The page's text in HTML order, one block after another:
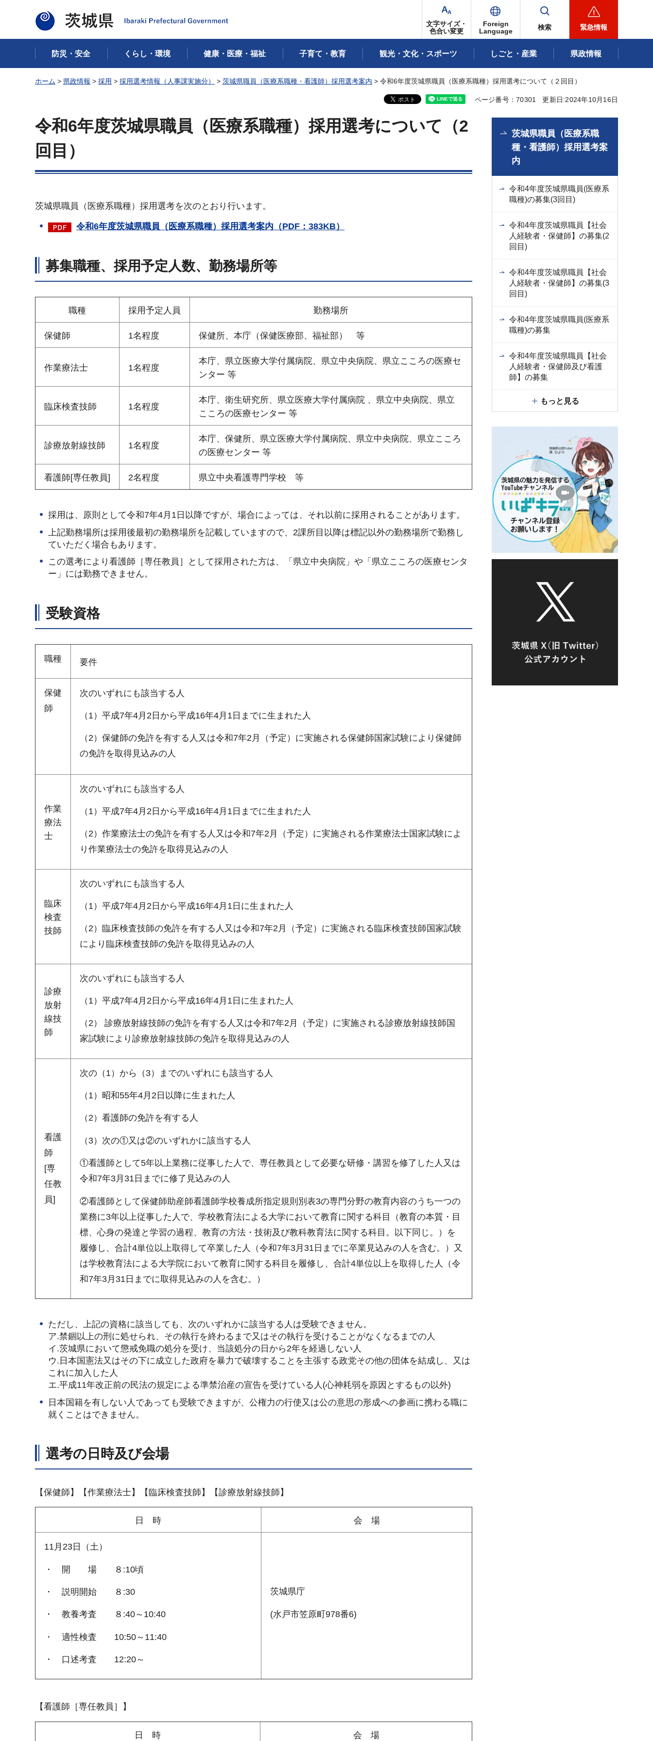
茨城県
文字サイズ・
色合い変更
Foreign
Language
検索 緊急情報
防災・安全 くらし・環境 健康・医療・福祉 子育て・教育 観光・文化・スポーツ しごと・産業 県政情報
ホーム > 県政情報 > 採用 > 採用選考情報（人事課実施分） > 茨城県職員（医療系職種・看護師）採用選考案内 > 令和6年度茨城県職員（医療系職種）採用選考について（２回目）
ページ番号：70301 更新日:2024年10月16日
令和6年度茨城県職員（医療系職種）採用選考について（2
回目）
茨城県職員（医療系職種）採用選考を次のとおり行います。
令和6年度茨城県職員（医療系職種）採用選考案内（PDF：383KB）
募集職種、採用予定人数、勤務場所等
職種 採用予定人員 勤務場所
保健師 1名程度 保健所、本庁（保健医療部、福祉部） 等
作業療法士 1名程度
本庁、県立医療大学付属病院、県立中央病院、県立こころの医療セ
ンター 等
臨床検査技師 1名程度
本庁、衛生研究所、県立医療大学付属病院 、県立中央病院、県立
こころの医療センター 等
診療放射線技師 1名程度
本庁、保健所、県立医療大学付属病院、県立中央病院、県立こころ
の医療センター 等
看護師[専任教員] 2名程度 県立中央看護専門学校 等
採用は、原則として令和7年4月1日以降ですが、場合によっては、それ以前に採用されることがあります。
上記勤務場所は採用後最初の勤務場所を記載していますので、2課所目以降は標記以外の勤務場所で勤務し
ていただく場合もあります。
この選考により看護師［専任教員］として採用された方は、「県立中央病院」や「県立こころの医療センタ
ー」には勤務できません。
受験資格
職種 要件
保健
師
次のいずれにも該当する人
（1）平成7年4月2日から平成16年4月1日までに生まれた人
（2）保健師の免許を有する人又は令和7年2月（予定）に実施される保健師国家試験により保健師
の免許を取得見込みの人
作業
療法
士
次のいずれにも該当する人
（1）平成7年4月2日から平成16年4月1日までに生まれた人
（2）作業療法士の免許を有する人又は令和7年2月（予定）に実施される作業療法士国家試験によ
り作業療法士の免許を取得見込みの人
臨床
検査
技師
次のいずれにも該当する人
（1）平成7年4月2日から平成16年4月1日に生まれた人
（2）臨床検査技師の免許を有する人又は令和7年2月（予定）に実施される臨床検査技師国家試験
により臨床検査技師の免許を取得見込みの人
診療
放射
線技
師
次のいずれにも該当する人
（1）平成7年4月2日から平成16年4月1日に生まれた人
（2） 診療放射線技師の免許を有する人又は令和7年2月（予定）に実施される診療放射線技師国
家試験により診療放射線技師の免許を取得見込みの人
看護
師
[専
任教
員]
次の（1）から（3）までのいずれにも該当する人
（1）昭和55年4月2日以降に生まれた人
（2）看護師の免許を有する人
（3）次の①又は②のいずれかに該当する人
①看護師として5年以上業務に従事した人で、専任教員として必要な研修・講習を修了した人又は
令和7年3月31日までに修了見込みの人
②看護師として保健師助産師看護師学校養成所指定規則別表3の専門分野の教育内容のうち一つの
業務に3年以上従事した人で、学校教育法による大学において教育に関する科目（教育の本質・目
標、心身の発達と学習の過程、教育の方法・技術及び教科教育法に関する科目。以下同じ。）を
履修し、合計4単位以上取得して卒業した人（令和7年3月31日までに卒業見込みの人を含む。）又
は学校教育法による大学院において教育に関する科目を履修し、合計4単位以上を取得した人（令
和7年3月31日までに取得見込みの人を含む。）
ただし、上記の資格に該当しても、次のいずれかに該当する人は受験できません。
ア.禁錮以上の刑に処せられ、その執行を終わるまで又はその執行を受けることがなくなるまでの人
イ.茨城県において懲戒免職の処分を受け、当該処分の日から2年を経過しない人
ウ.日本国憲法又はその下に成立した政府を暴力で破壊することを主張する政党その他の団体を結成し、又は
これに加入した人
エ.平成11年改正前の民法の規定による準禁治産の宣告を受けている人(心神耗弱を原因とするもの以外)
日本国籍を有しない人であっても受験できますが、公権力の行使又は公の意思の形成への参画に携わる職に
就くことはできません。
選考の日時及び会場
【保健師】【作業療法士】【臨床検査技師】【診療放射線技師】
日 時 会 場
11月23日（土）
・ 開 場 ８:10頃
・ 説明開始 ８:30
・ 教養考査 ８:40～10:40
・ 適性検査 10:50～11:40
・ 口述考査 12:20～
茨城県庁
(水戸市笠原町978番6)
【看護師［専任教員］】
日 時 会 場
茨城県職員（医療系職
種・看護師）採用選考案
内
令和4年度茨城県職員(医療系
職種)の募集(3回目)
令和4年度茨城県職員【社会
人経験者・保健師】の募集(2
回目)
令和4年度茨城県職員【社会
人経験者・保健師】の募集(3
回目)
令和4年度茨城県職員(医療系
職種)の募集
令和4年度茨城県職員【社会
人経験者・保健師及び看護
師】の募集
もっと見る